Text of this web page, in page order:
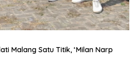
Malang Satu Titik, ‘Milan Narp